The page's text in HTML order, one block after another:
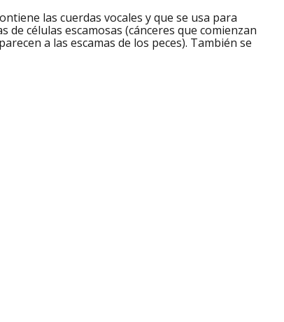
las cuerdas vocales y que se usa para
células escamosas (cánceres que comienzan
a las escamas de los peces). También se